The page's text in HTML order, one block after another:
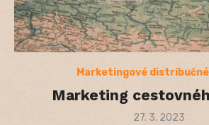
Marketingové
Marketing
Posted
27. 3. 2023